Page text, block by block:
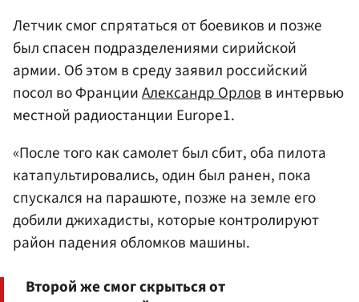
Летчик смог спрятаться от боевиков и позже
был спасен подразделениями сирийской
армии. Об этом в среду заявил российский
посол во ФранцииАлександр Орловв интервью
местной радиостанции Europe1.
«После того как самолет был сбит, оба пилота
катапультировались, один был ранен, пока
спускался на парашюте, позже на земле его
добили джихадисты, которые контролируют
район падения обломков машины.
Второй же смог скрыться от